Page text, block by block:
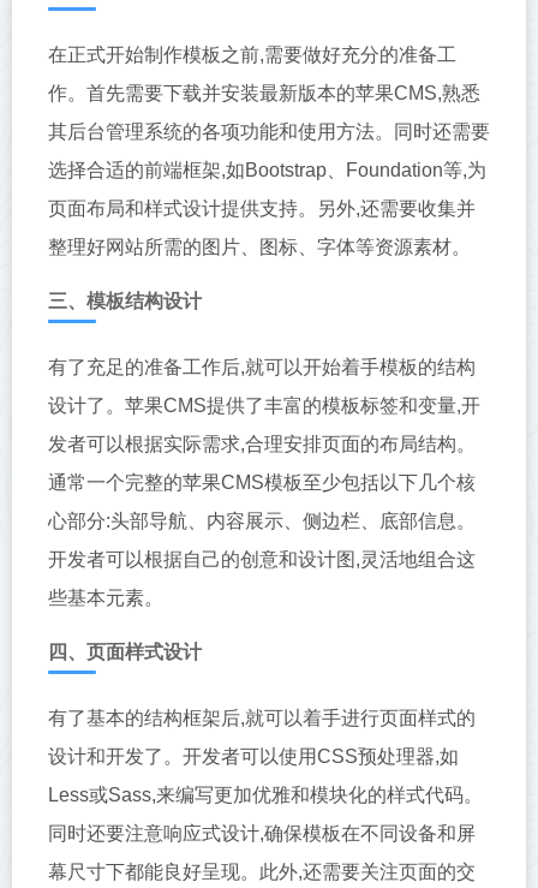
在正式开始制作模板之前,需要做好充分的准备工
作。首先需要下载并安装最新版本的苹果CMS,熟悉
其后台管理系统的各项功能和使用方法。同时还需要
选择合适的前端框架,如Bootstrap、Foundation等,为
页面布局和样式设计提供支持。另外,还需要收集并
整理好网站所需的图片、图标、字体等资源素材。
三、模板结构设计
有了充足的准备工作后,就可以开始着手模板的结构
设计了。苹果CMS提供了丰富的模板标签和变量,开
发者可以根据实际需求,合理安排页面的布局结构。
通常一个完整的苹果CMS模板至少包括以下几个核
心部分:头部导航、内容展示、侧边栏、底部信息。
开发者可以根据自己的创意和设计图,灵活地组合这
些基本元素。
四、页面样式设计
有了基本的结构框架后,就可以着手进行页面样式的
设计和开发了。开发者可以使用CSS预处理器,如
Less或Sass,来编写更加优雅和模块化的样式代码。
同时还要注意响应式设计,确保模板在不同设备和屏
幕尺寸下都能良好呈现。此外,还需要关注页面的交